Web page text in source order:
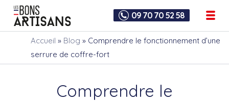
09 70 70 52 58
Accueil » Blog » Comprendre le fonctionnement d’une
serrure de coffre-fort
Comprendre le